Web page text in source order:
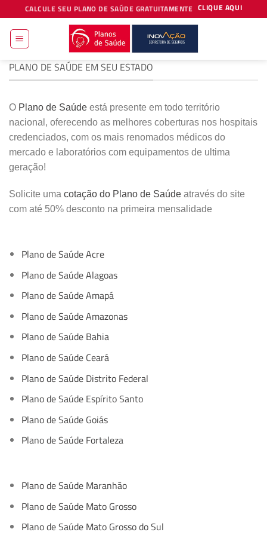
to
content
CALCULE SEU PLANO DE SAÚDE GRATUITAMENTE CLIQUE AQUI
PLANO DE SAÚDE EM SEU ESTADO
O Plano de Saúde está presente em todo território
nacional, oferecendo as melhores coberturas nos hospitais
credenciados, com os mais renomados médicos do
mercado e laboratórios com equipamentos de ultima
geração!
Solicite uma cotação do Plano de Saúde através do site
com até 50% desconto na primeira mensalidade
Plano de Saúde Acre
Plano de Saúde Alagoas
Plano de Saúde Amapá
Plano de Saúde Amazonas
Plano de Saúde Bahia
Plano de Saúde Ceará
Plano de Saúde Distrito Federal
Plano de Saúde Espírito Santo
Plano de Saúde Goiás
Plano de Saúde Fortaleza
Plano de Saúde Maranhão
Plano de Saúde Mato Grosso
Plano de Saúde Mato Grosso do Sul